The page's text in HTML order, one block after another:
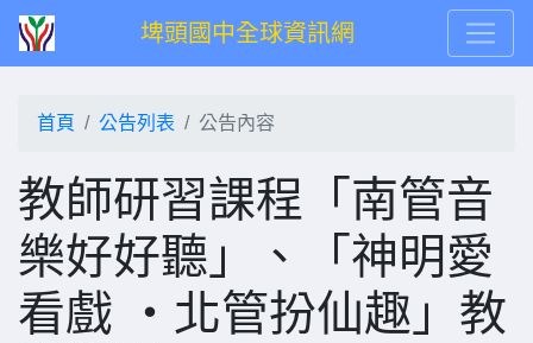
埤頭國中全球資訊網
首頁 公告列表 公告內容
教師研習課程「南管音
樂好好聽」、「神明愛
看戲 ‧北管扮仙趣」教